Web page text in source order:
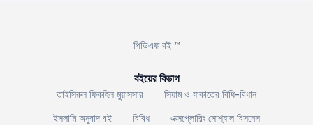
পিডিএফ বই ™
বইয়ের বিভাগ
তাইসিরুল ফিকহিল মুয়াসসার
সিয়াম ও যাকাতের বিধি-বিধান
ইসলামি অনুবাদ বই
বিবিধ
এক্সপ্লোরিং সোশ্যাল বিসনেস